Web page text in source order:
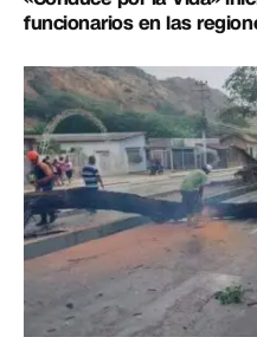
funcionarios en las